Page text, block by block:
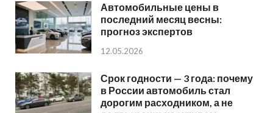
Автомобильные цены в
последний месяц весны:
прогноз экспертов
12.05.2026
Срок годности — 3 года: почему
в России автомобиль стал
дорогим расходником, а не